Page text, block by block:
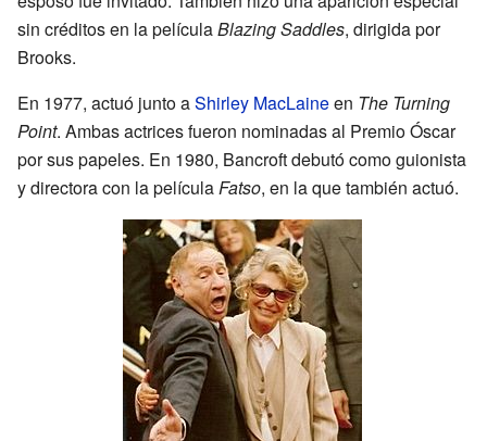
sin créditos en la películaBlazing Saddles, dirigida por
Brooks.
En 1977, actuó junto aShirley MacLaineen The Turning
Point. Ambas actrices fueron nominadas al Premio Óscar
por sus papeles. En 1980, Bancroft debutó como guionista
y directora con la películaFatso, en la que también actuó.